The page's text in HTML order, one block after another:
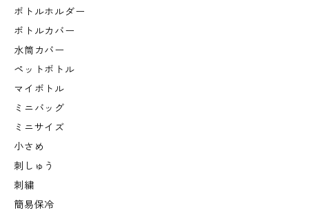
ボトルホルダー
ボトルカバー
水筒カバー
ペットボトル
マイボトル
ミニバッグ
ミニサイズ
小さめ
刺しゅう
刺繍
簡易保冷